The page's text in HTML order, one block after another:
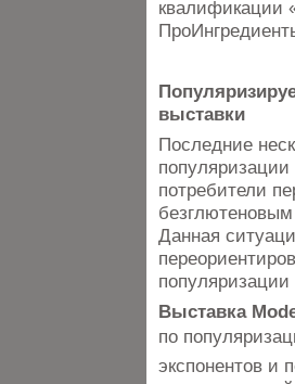
квалификации
выставки
Последние
потребители
Данная
Выставка
по
экспонентов и